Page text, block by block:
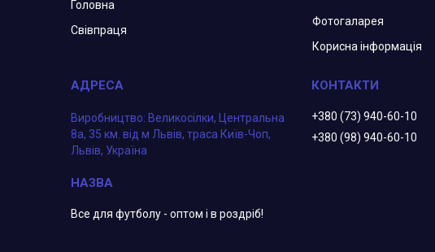
Головна
Свівпраця
Фотогаларея
Корисна інформація
Виробництво: Великосілки, Центральна
8а, 35 км. від м Львів, траса Київ-Чоп,
Львів, Україна
Все для футболу - оптом і в роздріб!
+380 (73) 940-60-10
+380 (98) 940-60-10